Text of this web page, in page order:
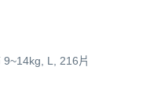
L, 216片